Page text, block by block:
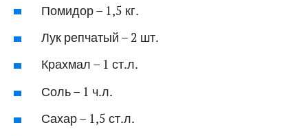
Помидор – 1,5 кг.
Лук репчатый – 2 шт.
Крахмал – 1 ст.л.
Соль – 1 ч.л.
Сахар – 1,5 ст.л.